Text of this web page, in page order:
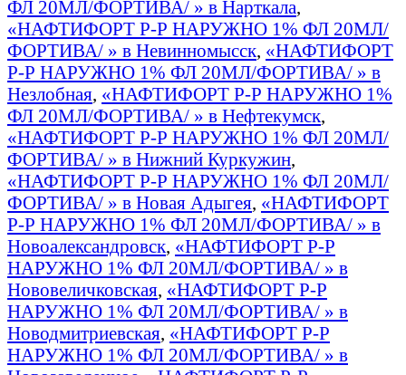
ФЛ 20МЛ/ФОРТИВА/ » в Нарткала,
«НАФТИФОРТ Р-Р НАРУЖНО 1% ФЛ 20МЛ/
ФОРТИВА/ » в Невинномысск, «НАФТИФОРТ
Р-Р НАРУЖНО 1% ФЛ 20МЛ/ФОРТИВА/ » в
Незлобная, «НАФТИФОРТ Р-Р НАРУЖНО 1%
ФЛ 20МЛ/ФОРТИВА/ » в Нефтекумск,
«НАФТИФОРТ Р-Р НАРУЖНО 1% ФЛ 20МЛ/
ФОРТИВА/ » в Нижний Куркужин,
«НАФТИФОРТ Р-Р НАРУЖНО 1% ФЛ 20МЛ/
ФОРТИВА/ » в Новая Адыгея, «НАФТИФОРТ
Р-Р НАРУЖНО 1% ФЛ 20МЛ/ФОРТИВА/ » в
Новоалександровск, «НАФТИФОРТ Р-Р
НАРУЖНО 1% ФЛ 20МЛ/ФОРТИВА/ » в
Нововеличковская, «НАФТИФОРТ Р-Р
НАРУЖНО 1% ФЛ 20МЛ/ФОРТИВА/ » в
Новодмитриевская, «НАФТИФОРТ Р-Р
НАРУЖНО 1% ФЛ 20МЛ/ФОРТИВА/ » в